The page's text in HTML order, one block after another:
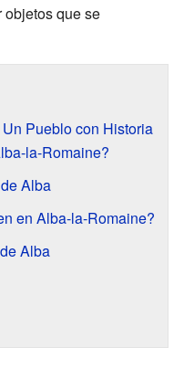
objetos que se
Pueblo con Historia
la-Romaine?
Alba
en Alba-la-Romaine?
Alba